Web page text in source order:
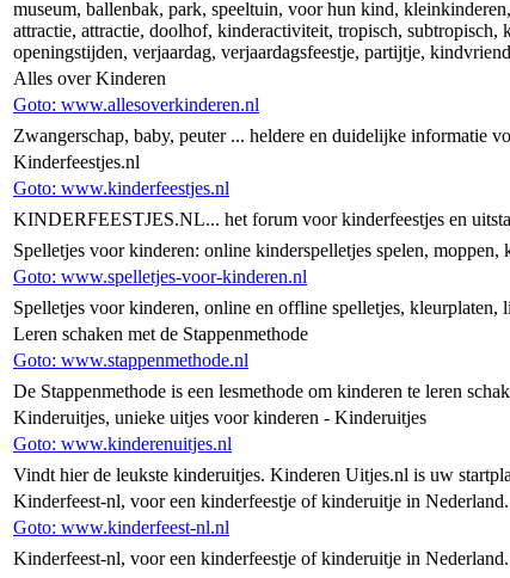
museum, ballenbak, park, speeltuin, voor hun kind,
attractie, attractie, doolhof, kinderactiviteit, tropisch,
openingstijden, verjaardag, verjaardagsfeestje, partijtje,
Alles over Kinderen
Goto: www.allesoverkinderen.nl
Zwangerschap, baby, peuter ... heldere en duidelijke informatie
Kinderfeestjes.nl
Goto: www.kinderfeestjes.nl
KINDERFEESTJES.NL... het forum voor kinderfeestjes en
Spelletjes voor kinderen: online kinderspelletjes spelen, moppen,
Goto: www.spelletjes-voor-kinderen.nl
Spelletjes voor kinderen, online en offline spelletjes, kleurplaten,
Leren schaken met de Stappenmethode
Goto: www.stappenmethode.nl
De Stappenmethode is een lesmethode om kinderen te leren
Kinderuitjes, unieke uitjes voor kinderen - Kinderuitjes
Goto: www.kinderenuitjes.nl
Vindt hier de leukste kinderuitjes. Kinderen Uitjes.nl is uw
Kinderfeest-nl, voor een kinderfeestje of kinderuitje in Nederland.
Goto: www.kinderfeest-nl.nl
Kinderfeest-nl, voor een kinderfeestje of kinderuitje in